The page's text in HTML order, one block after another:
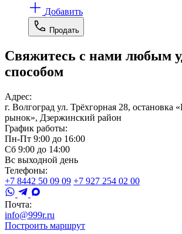
Добавить
Продать
Свяжитесь с нами любым
способом
Адрес:
г. Волгоград ул. Трёхгорная 28, остановка
рынок», Дзержинский район
График работы:
Пн-Пт 9:00 до 16:00
Сб 9:00 до 14:00
Вс выходной день
Телефоны:
+7 8442 50 09 09 +7 927 254 02 00
Почта:
info@999r.ru
Построить маршрут